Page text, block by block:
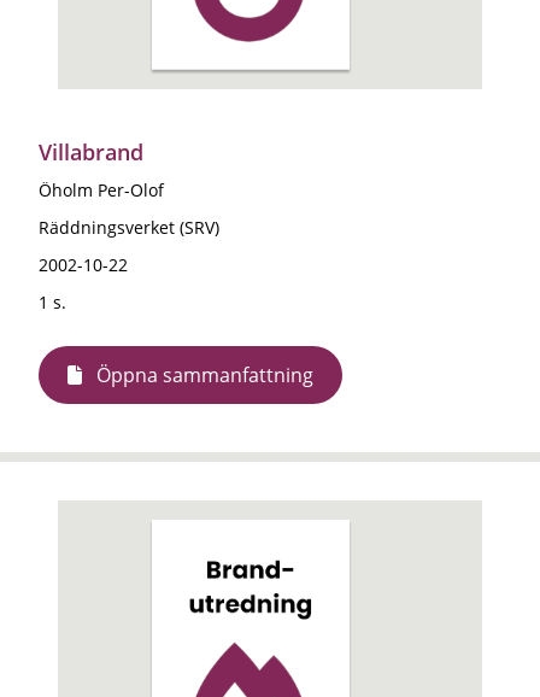
Villabrand
Öholm Per-Olof
Räddningsverket (SRV)
2002-10-22
1 s.
Öppna sammanfattning